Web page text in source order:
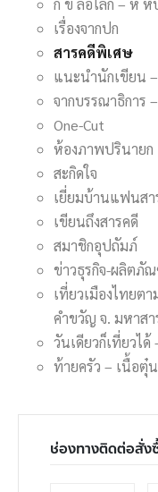
ก ข ล้อโลก – ห
เรื่องจากปก
สารคดีพิเศษ
แนะนำนักเขียน
จากบรรณาธิการ
One-Cut
ห้องภาพปรินายก
สะกิดใจ
เยี่ยมบ้านแฟนสา
เขียนถึงสารคดี
สมาชิกอุปถัมภ์
ข่าวธุรกิจ-ผลิตภั
เที่ยวเมืองไทยต
คำขวัญ จ. มหาสา
วันเดียวก็เที่ยวได้
ท้ายครัว – เนื้อตุ๋
ช่องทางติดต่อสั่ง